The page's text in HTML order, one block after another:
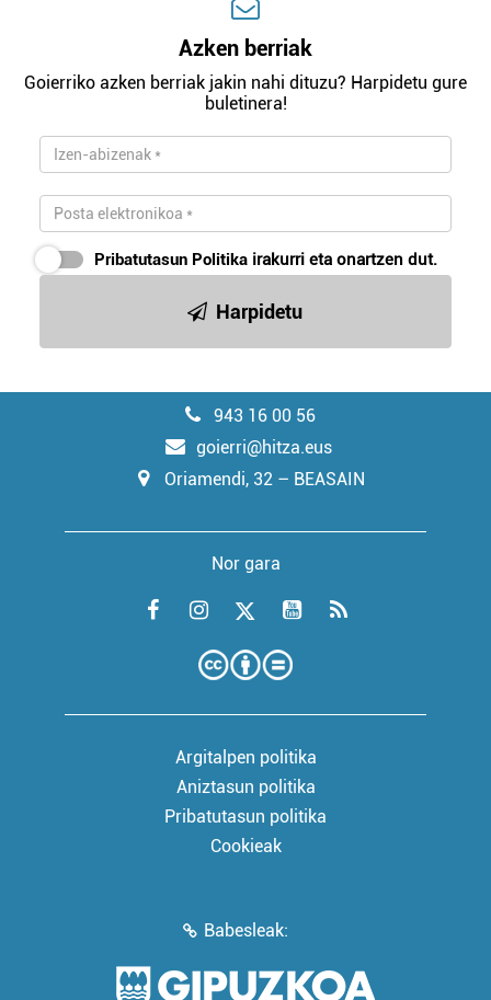
Azken berriak
Goierriko azken berriak jakin nahi dituzu? Harpidetu gure
buletinera!
Pribatutasun Politika irakurri eta onartzen dut.
Harpidetu
943 16 00 56
goierri@hitza.eus
Oriamendi, 32 – BEASAIN
Nor gara
Argitalpen politika
Aniztasun politika
Pribatutasun politika
Cookieak
Babesleak: